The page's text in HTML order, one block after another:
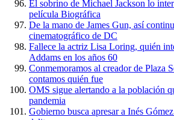
El sobrino de Michael Jackson lo
película Biográfica
De la mano de James Gun, así
cinematográfico de DC
Fallece la actriz Lisa Loring, quién
Addams en los años 60
Conmemoramos al creador de Plaza
contamos quién fue
OMS sigue alertando a la población
pandemia
Gobierno busca apresar a Inés